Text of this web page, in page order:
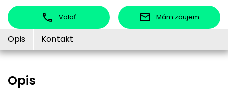
Volať Mám záujem
Opis Kontakt
Opis